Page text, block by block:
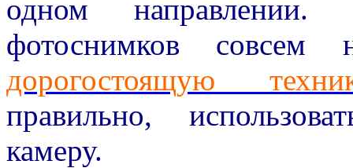
одном
фотоснимков совсем
дорогостоящую
правильно,
камеру.